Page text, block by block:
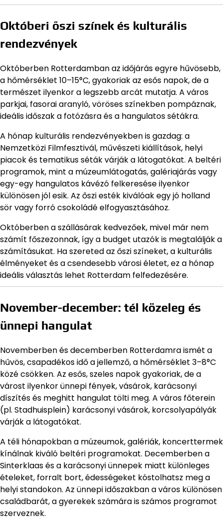
Októberi őszi színek és kulturális
rendezvények
Októberben Rotterdamban az időjárás egyre hűvösebb,
a hőmérséklet 10–15°C, gyakoriak az esős napok, de a
természet ilyenkor a legszebb arcát mutatja. A város
parkjai, fasorai aranyló, vöröses színekben pompáznak,
ideális időszak a fotózásra és a hangulatos sétákra.
A hónap kulturális rendezvényekben is gazdag: a
Nemzetközi Filmfesztivál, művészeti kiállítások, helyi
piacok és tematikus séták várják a látogatókat. A beltéri
programok, mint a múzeumlátogatás, galériajárás vagy
egy-egy hangulatos kávézó felkeresése ilyenkor
különösen jól esik. Az őszi esték kiválóak egy jó holland
sör vagy forró csokoládé elfogyasztásához.
Októberben a szállásárak kedvezőek, mivel már nem
számít főszezonnak, így a budget utazók is megtalálják a
számításukat. Ha szereted az őszi színeket, a kulturális
élményeket és a csendesebb városi életet, ez a hónap
ideális választás lehet Rotterdam felfedezésére.
November-december: tél közeleg és
ünnepi hangulat
Novemberben és decemberben Rotterdamra ismét a
hűvös, csapadékos idő a jellemző, a hőmérséklet 3–8°C
közé csökken. Az esős, szeles napok gyakoriak, de a
várost ilyenkor ünnepi fények, vásárok, karácsonyi
díszítés és meghitt hangulat tölti meg. A város főterein
(pl. Stadhuisplein) karácsonyi vásárok, korcsolyapályák
várják a látogatókat.
A téli hónapokban a múzeumok, galériák, koncerttermek
kínálnak kiváló beltéri programokat. Decemberben a
Sinterklaas és a karácsonyi ünnepek miatt különleges
ételeket, forralt bort, édességeket kóstolhatsz meg a
helyi standokon. Az ünnepi időszakban a város különösen
családbarát, a gyerekek számára is számos programot
szerveznek.